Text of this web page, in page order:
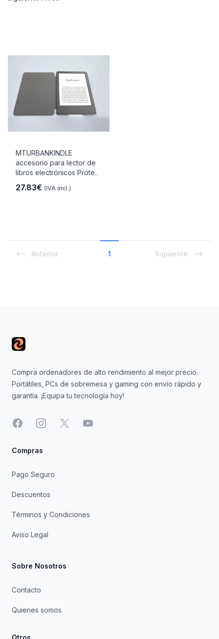
MTURBANKINDLE
accesorio para lector de
libros electrónicos Prote..
27.83€ (IVA incl.)
Anterior 1 Siguiente
Compra ordenadores de alto rendimiento al mejor precio.
Portátiles, PCs de sobremesa y gaming con envío rápido y
garantía. ¡Equipa tu tecnología hoy!
FacebookInstagram
X YouTube
Compras
Pago Seguro
Descuentos
Términos y Condiciones
Aviso Legal
Sobre Nosotros
Contacto
Quienes somos
Otros